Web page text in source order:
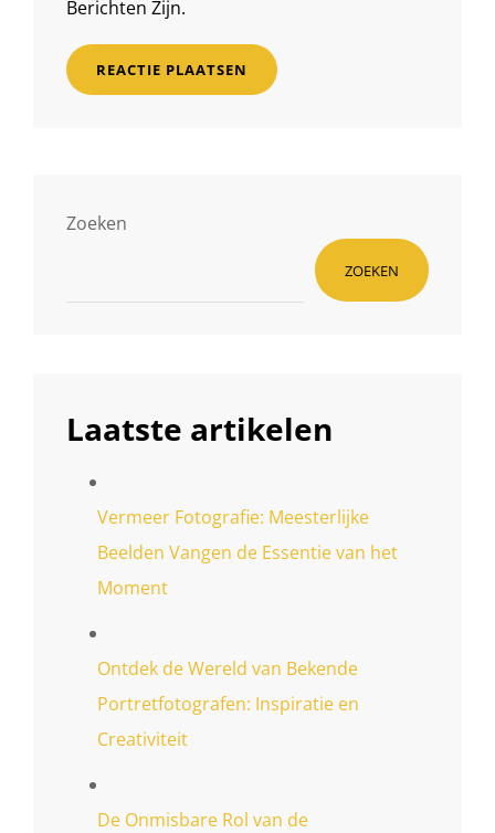
Berichten Zijn.
Zoeken
ZOEKEN
Laatste artikelen
Vermeer Fotografie: Meesterlijke
Beelden Vangen de Essentie van het
Moment
Ontdek de Wereld van Bekende
Portretfotografen: Inspiratie en
Creativiteit
De Onmisbare Rol van de